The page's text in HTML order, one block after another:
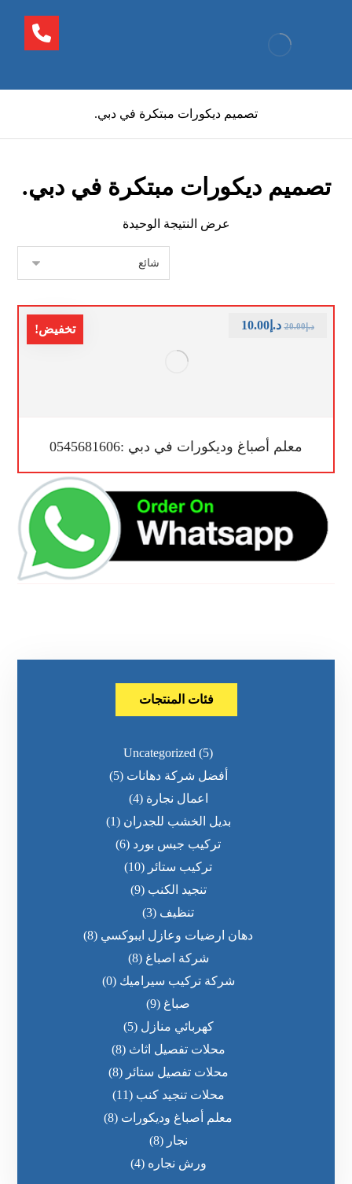
تصميم ديكورات مبتكرة في دبي.
تصميم ديكورات مبتكرة في دبي.
عرض النتيجة الوحيدة
تخفيض!
معلم أصباغ وديكورات في دبي :0545681606
د.إ20.00 د.إ10.00
فئات المنتجات
Uncategorized (5)
أفضل شركة دهانات (5)
اعمال نجارة (4)
بديل الخشب للجدران (1)
تركيب جبس بورد (6)
تركيب ستائر (10)
تنجيد الكنب (9)
تنظيف (3)
دهان ارضيات وعازل ايبوكسي (8)
شركة اصباغ (8)
شركة تركيب سيراميك (0)
صباغ (9)
كهربائي منازل (5)
محلات تفصيل اثاث (8)
محلات تفصيل ستائر (8)
محلات تنجيد كنب (11)
معلم أصباغ وديكورات (8)
نجار (8)
ورش نجاره (4)